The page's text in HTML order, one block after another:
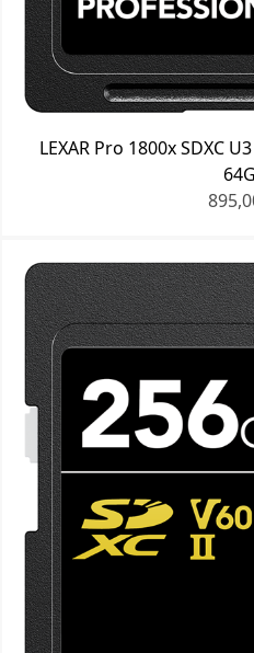
LEXAR Pro 1800x SDXC